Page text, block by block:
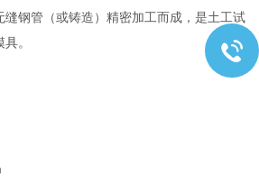
缝钢管（或铸造）精密加工而成，是土工试
。